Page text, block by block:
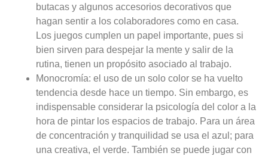
butacas y algunos accesorios decorativos que
hagan sentir a los colaboradores como en casa.
Los juegos cumplen un papel importante, pues si
bien sirven para despejar la mente y salir de la
rutina, tienen un propósito asociado al trabajo.
Monocromía: el uso de un solo color se ha vuelto
tendencia desde hace un tiempo. Sin embargo, es
indispensable considerar la psicología del color a la
hora de pintar los espacios de trabajo. Para un área
de concentración y tranquilidad se usa el azul; para
una creativa, el verde. También se puede jugar con